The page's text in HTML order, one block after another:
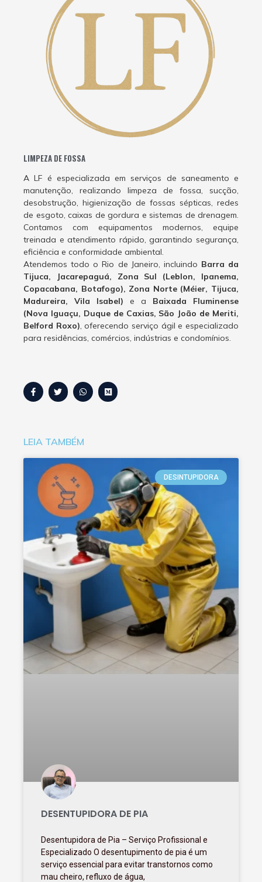
LIMPEZA DE FOSSA
A LF é especializada em serviços de saneamento e
manutenção, realizando limpeza de fossa, sucção,
desobstrução, higienização de fossas sépticas, redes
de esgoto, caixas de gordura e sistemas de drenagem.
Contamos com equipamentos modernos, equipe
treinada e atendimento rápido, garantindo segurança,
eficiência e conformidade ambiental.
Atendemos todo o Rio de Janeiro, incluindo Barra da
Tijuca, Jacarepaguá, Zona Sul (Leblon, Ipanema,
Copacabana, Botafogo), Zona Norte (Méier, Tijuca,
Madureira, Vila Isabel) e a Baixada Fluminense
(Nova Iguaçu, Duque de Caxias, São João de Meriti,
Belford Roxo), oferecendo serviço ágil e especializado
para residências, comércios, indústrias e condomínios.
LEIA TAMBÉM
DESINTUPIDORA
DESENTUPIDORA DE PIA
Desentupidora de Pia – Serviço Profissional e
Especializado O desentupimento de pia é um
serviço essencial para evitar transtornos como
mau cheiro, refluxo de água,